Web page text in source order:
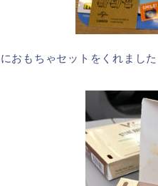
おもちゃセットをくれまし